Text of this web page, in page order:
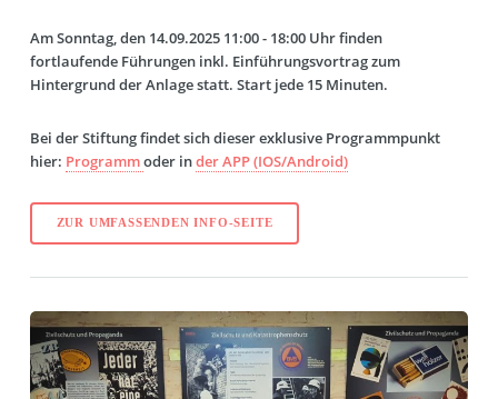
Am Sonntag, den 14.09.2025 11:00 - 18:00 Uhr finden
fortlaufende Führungen inkl. Einführungsvortrag zum
Hintergrund der Anlage statt. Start jede 15 Minuten.
Bei der Stiftung findet sich dieser exklusive Programmpunkt
hier: Programmoder inder APP (IOS/Android)
ZUR UMFASSENDEN INFO-SEITE